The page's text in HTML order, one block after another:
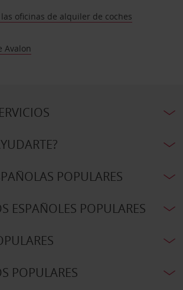
oficinas de alquiler de coches
Avalon
POPULARES
ESPAÑOLES POPULARES
POPULARES